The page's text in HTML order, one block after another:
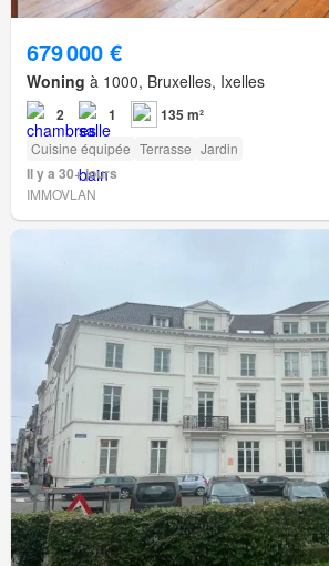
679 000 €
Woning à 1000, Bruxelles, Ixelles
2 1 135 m²
Cuisine équipée Terrasse Jardin
Il y a 30+ jours
IMMOVLAN